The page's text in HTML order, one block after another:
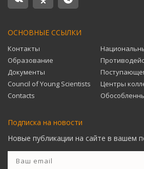
ОСНОВНЫЕ ССЫЛКИ
Контакты
Образование
Документы
Council of Young Scientists
Contacts
Центры
Подписка на новости
Новые публикации на сайте в вашем